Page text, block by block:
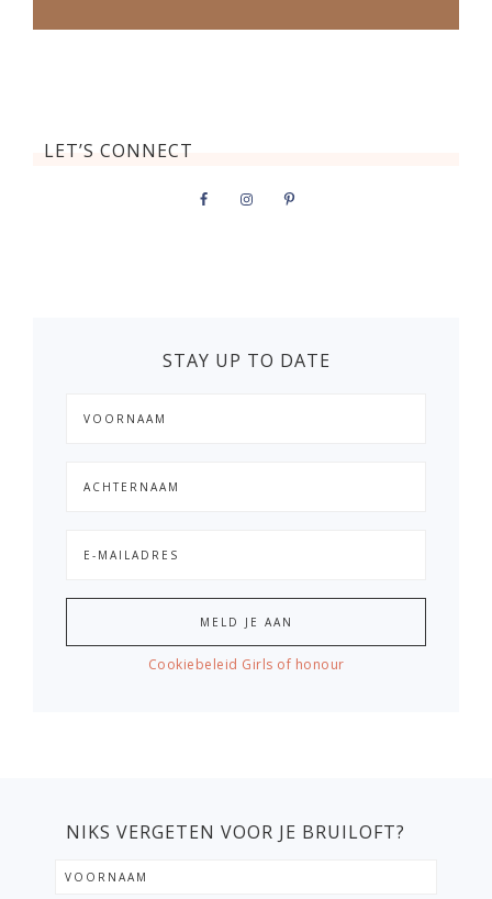
LET’S CONNECT
STAY UP TO DATE
Cookiebeleid Girls of honour
NIKS VERGETEN VOOR JE BRUILOFT?